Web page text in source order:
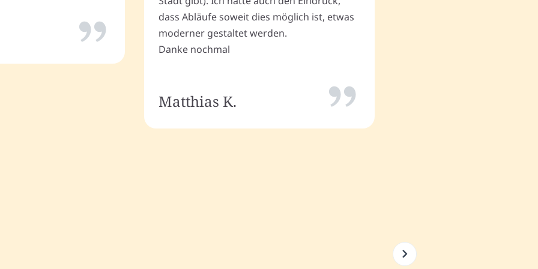
dass Abläufe soweit dies möglich ist, etwas
moderner gestaltet werden.
Danke nochmal
Matthias K.